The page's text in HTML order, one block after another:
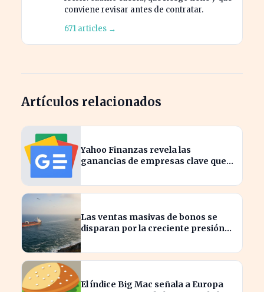
conviene revisar antes de contratar.
671 articles →
Artículos relacionados
Yahoo Finanzas revela las
ganancias de empresas clave que
Las ventas masivas de bonos se
disparan por la creciente presión
El índice Big Mac señala a Europa